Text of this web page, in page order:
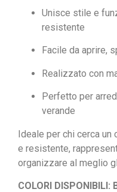
Unisce stile e
resistente
Facile da aprire,
Realizzato con
Perfetto per
verande
Ideale per chi cerca
e resistente,
organizzare al meglio
COLORI DISPONIBILI: